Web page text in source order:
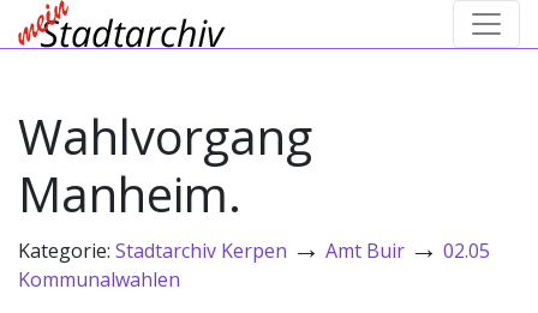
Wahlvorgang
Manheim.
Kategorie: Stadtarchiv Kerpen → Amt Buir → 02.05
Kommunalwahlen